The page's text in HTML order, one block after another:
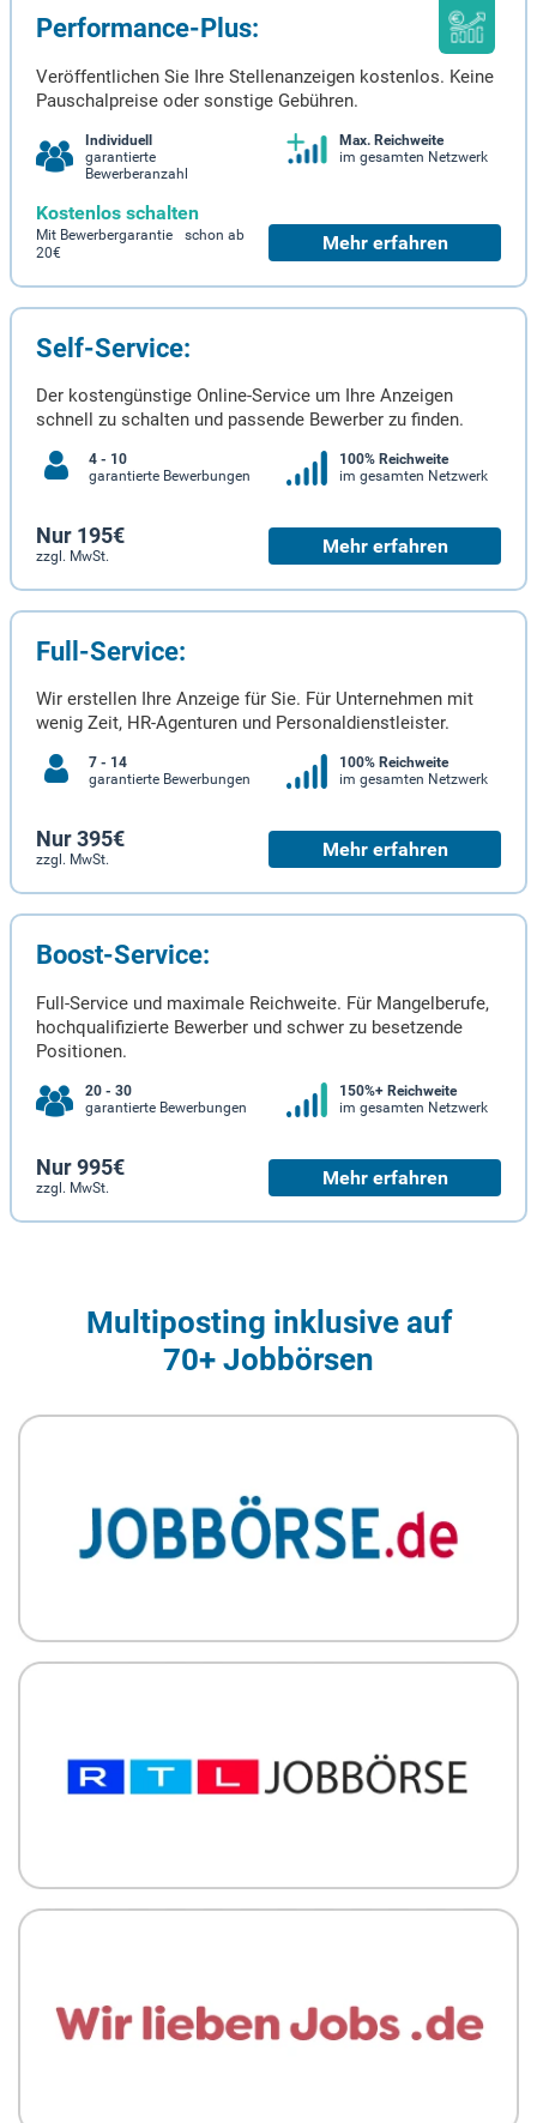
Performance-Plus:
Veröffentlichen Sie Ihre Stellenanzeigen kostenlos. Keine
Pauschalpreise oder sonstige Gebühren.
Individuell
garantierte
Bewerberanzahl
Max. Reichweite
im gesamten Netzwerk
Kostenlos schalten
Mit Bewerbergarantie schon ab
20€
Mehr erfahren
Self-Service:
Der kostengünstige Online-Service um Ihre Anzeigen
schnell zu schalten und passende Bewerber zu finden.
4 - 10
garantierte Bewerbungen
100% Reichweite
im gesamten Netzwerk
Nur 195€
zzgl. MwSt. Mehr erfahren
Full-Service:
Wir erstellen Ihre Anzeige für Sie. Für Unternehmen mit
wenig Zeit, HR-Agenturen und Personaldienstleister.
7 - 14
garantierte Bewerbungen
100% Reichweite
im gesamten Netzwerk
Nur 395€
zzgl. MwSt. Mehr erfahren
Boost-Service:
Full-Service und maximale Reichweite. Für Mangelberufe,
hochqualifizierte Bewerber und schwer zu besetzende
Positionen.
20 - 30
garantierte Bewerbungen
150%+ Reichweite
im gesamten Netzwerk
Nur 995€
zzgl. MwSt. Mehr erfahren
Multiposting inklusive auf
70+ Jobbörsen